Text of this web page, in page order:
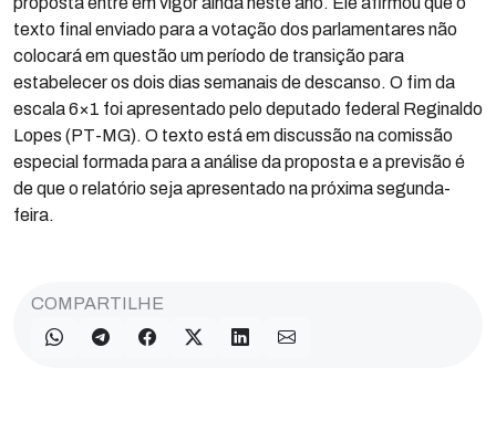
texto final enviado para a votação dos parlamentares não
colocará em questão um período de transição para
estabelecer os dois dias semanais de descanso. O fim da
escala 6×1 foi apresentado pelo deputado federal Reginaldo
Lopes (PT-MG). O texto está em discussão na comissão
especial formada para a análise da proposta e a previsão é
de que o relatório seja apresentado na próxima segunda-
feira.
COMPARTILHE